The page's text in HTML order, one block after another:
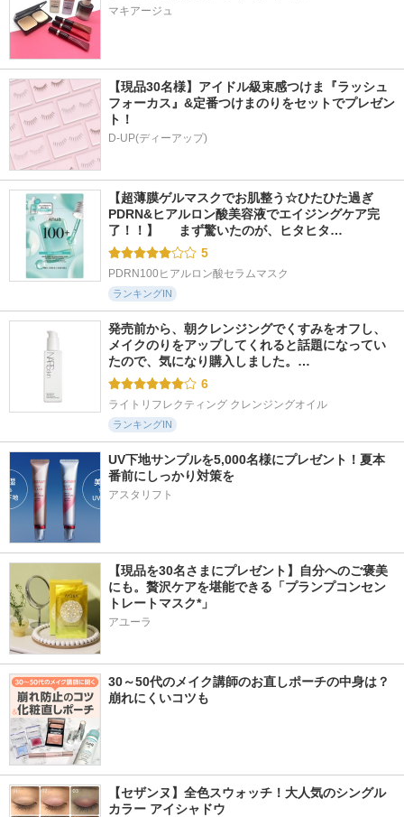
マキアージュ
【現品30名様】アイドル級束感つけま『ラッシュ
フォーカス』&定番つけまのりをセットでプレゼン
ト！
D-UP(ディーアップ)
【超薄膜ゲルマスクでお肌整う☆ひたひた過ぎ
PDRN&ヒアルロン酸美容液でエイジングケア完
了！！】  　まず驚いたのが、ヒタヒタ…
5
PDRN100ヒアルロン酸セラムマスク
ランキングIN
発売前から、朝クレンジングでくすみをオフし、
メイクのりをアップしてくれると話題になってい
たので、気になり購入しました。…
6
ライトリフレクティング クレンジングオイル
ランキングIN
UV下地サンプルを5,000名様にプレゼント！夏本
番前にしっかり対策を
アスタリフト
【現品を30名さまにプレゼント】自分へのご褒美
にも。贅沢ケアを堪能できる「プランプコンセン
トレートマスク*」
アユーラ
30～50代のメイク講師のお直しポーチの中身は？
崩れにくいコツも
【セザンヌ】全色スウォッチ！大人気のシングル
カラー アイシャドウ